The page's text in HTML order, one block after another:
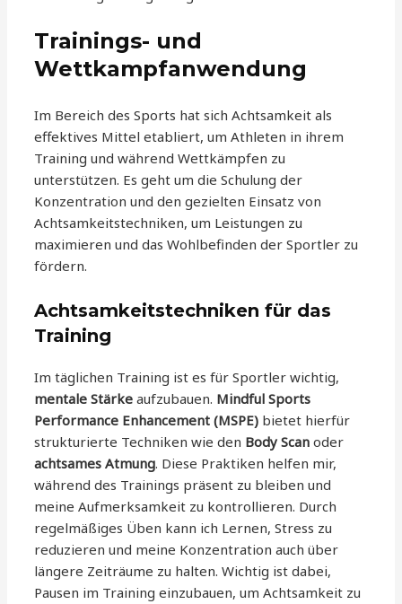
Trainings- und
Wettkampfanwendung
Im Bereich des Sports hat sich Achtsamkeit als
effektives Mittel etabliert, um Athleten in ihrem
Training und während Wettkämpfen zu
unterstützen. Es geht um die Schulung der
Konzentration und den gezielten Einsatz von
Achtsamkeitstechniken, um Leistungen zu
maximieren und das Wohlbefinden der Sportler zu
fördern.
Achtsamkeitstechniken für das
Training
Im täglichen Training ist es für Sportler wichtig,
mentale Stärke aufzubauen. Mindful Sports
Performance Enhancement (MSPE) bietet hierfür
strukturierte Techniken wie den Body Scan oder
achtsames Atmung. Diese Praktiken helfen mir,
während des Trainings präsent zu bleiben und
meine Aufmerksamkeit zu kontrollieren. Durch
regelmäßiges Üben kann ich Lernen, Stress zu
reduzieren und meine Konzentration auch über
längere Zeiträume zu halten. Wichtig ist dabei,
Pausen im Training einzubauen, um Achtsamkeit zu